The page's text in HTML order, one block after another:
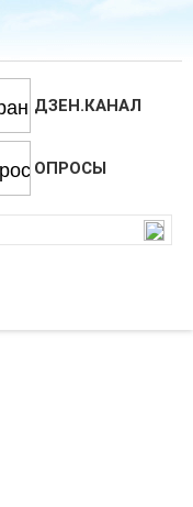
ДЗЕН.КАНАЛ
ОПРОСЫ